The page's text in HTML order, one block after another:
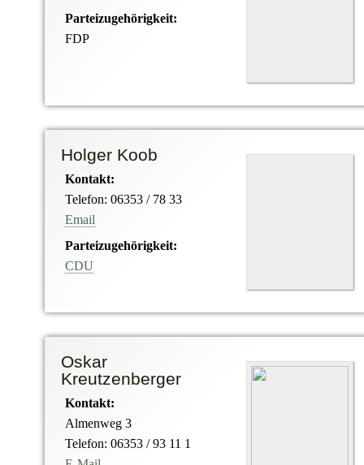
Parteizugehörigkeit:
FDP
Holger Koob
Kontakt:
Telefon: 06353 / 78 33
Email
Parteizugehörigkeit:
CDU
Oskar
Kreutzenberger
Kontakt:
Almenweg 3
Telefon: 06353 / 93 11 1